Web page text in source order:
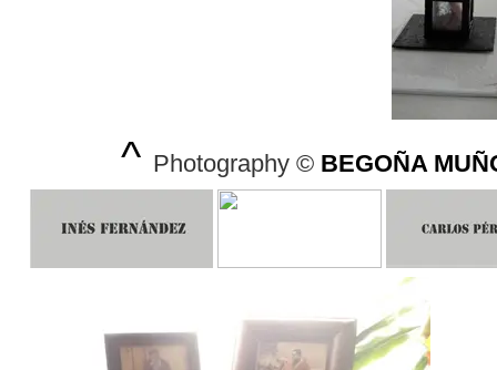
^ Photography © BEGOÑA